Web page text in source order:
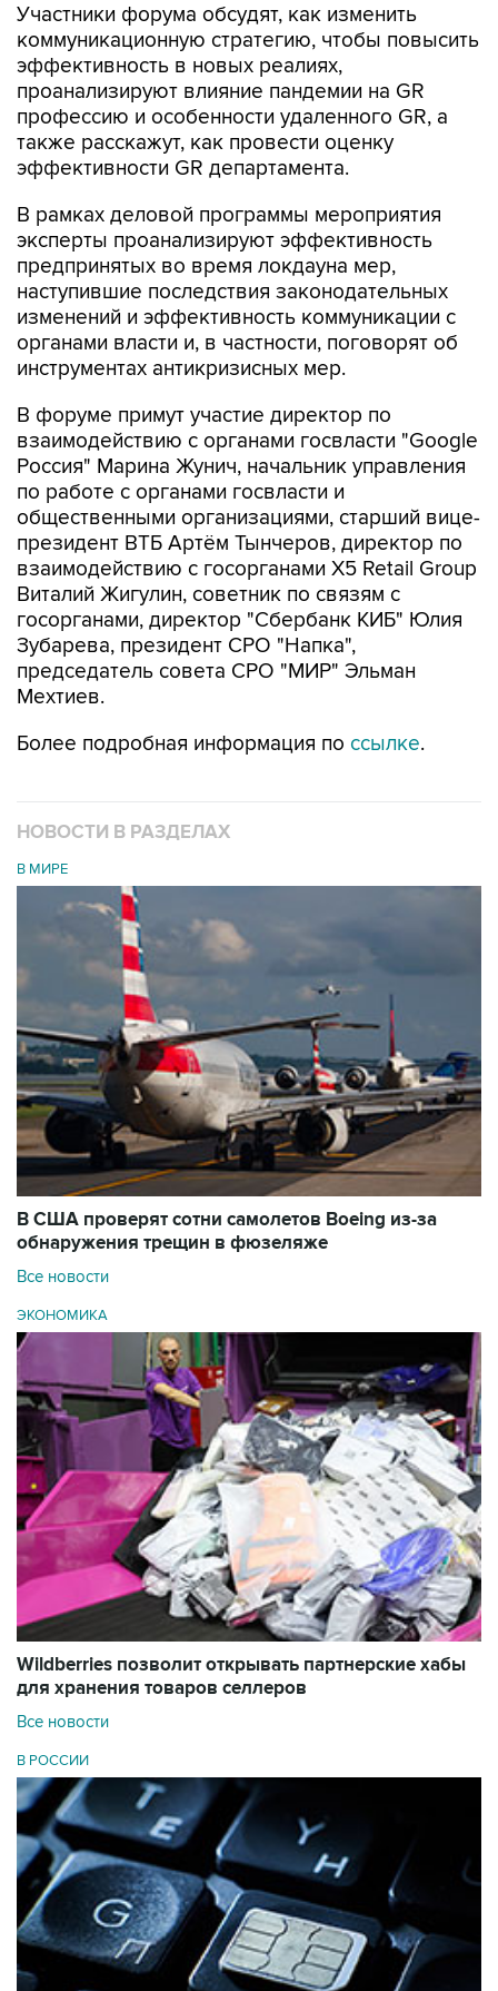
Участники форума обсудят, как изменить
коммуникационную стратегию, чтобы повысить
эффективность в новых реалиях,
проанализируют влияние пандемии на GR
профессию и особенности удаленного GR, а
также расскажут, как провести оценку
эффективности GR департамента.
В рамках деловой программы мероприятия
эксперты проанализируют эффективность
предпринятых во время локдауна мер,
наступившие последствия законодательных
изменений и эффективность коммуникации с
органами власти и, в частности, поговорят об
инструментах антикризисных мер.
В форуме примут участие директор по
взаимодействию с органами госвласти "Google
Россия" Марина Жунич, начальник управления
по работе с органами госвласти и
общественными организациями, старший вице-
президент ВТБ Артём Тынчеров, директор по
взаимодействию с госорганами X5 Retail Group
Виталий Жигулин, советник по связям с
госорганами, директор "Сбербанк КИБ" Юлия
Зубарева, президент СРО "Напка",
председатель совета СРО "МИР" Эльман
Мехтиев.
Более подробная информация по ссылке.
НОВОСТИ В РАЗДЕЛАХ
В МИРЕ
В США проверят сотни самолетов Boeing из-за
обнаружения трещин в фюзеляже
Все новости
ЭКОНОМИКА
Wildberries позволит открывать партнерские хабы
для хранения товаров селлеров
Все новости
В РОССИИ